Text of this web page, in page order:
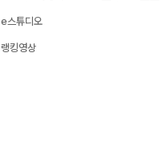
e스튜디오
랭킹영상